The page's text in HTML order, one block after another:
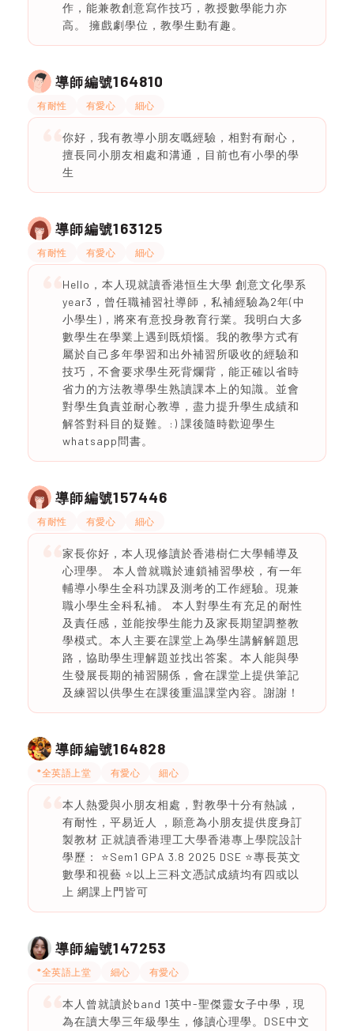
作，能兼教創意寫作技巧，教授數學能力亦
高。 擁戲劇學位，教學生動有趣。
導師編號164810
有耐性 有愛心 細心
你好，我有教導小朋友嘅經驗，相對有耐心，
擅長同小朋友相處和溝通，目前也有小學的學
生
導師編號163125
有耐性 有愛心 細心
Hello，本人現就讀香港恒生大學 創意文化學系
year3，曾任職補習社導師，私補經驗為2年(中
小學生)，將來有意投身教育行業。我明白大多
數學生在學業上遇到既煩惱。我的教學方式有
屬於自己多年學習和出外補習所吸收的經驗和
技巧，不會要求學生死背爛背，能正確以省時
省力的方法教導學生熟讀課本上的知識。並會
對學生負責並耐心教導，盡力提升學生成績和
解答對科目的疑難。:) 課後隨時歡迎學生
whatsapp問書。
導師編號157446
有耐性 有愛心 細心
家長你好，本人現修讀於香港樹仁大學輔導及
心理學。 本人曾就職於連鎖補習學校，有一年
輔導小學生全科功課及測考的工作經驗。現兼
職小學生全科私補。 本人對學生有充足的耐性
及責任感，並能按學生能力及家長期望調整教
學模式。本人主要在課堂上為學生講解解題思
路，協助學生理解題並找出答案。本人能與學
生發展長期的補習關係，會在課堂上提供筆記
及練習以供學生在課後重温課堂內容。謝謝！
導師編號164828
*全英語上堂 有愛心 細心
本人熱愛與小朋友相處，對教學十分有熱誠，
有耐性，平易近人 ，願意為小朋友提供度身訂
製教材 正就讀香港理工大學香港專上學院設計
學歷： ⭐️Sem1 GPA 3.8 2025 DSE ⭐️專長英文
數學和視藝 ⭐️以上三科文憑試成績均有四或以
上 網課上門皆可
導師編號147253
*全英語上堂 細心 有愛心
本人曾就讀於band 1英中-聖傑靈女子中學，現
為在讀大學三年級學生，修讀心理學。DSE中文